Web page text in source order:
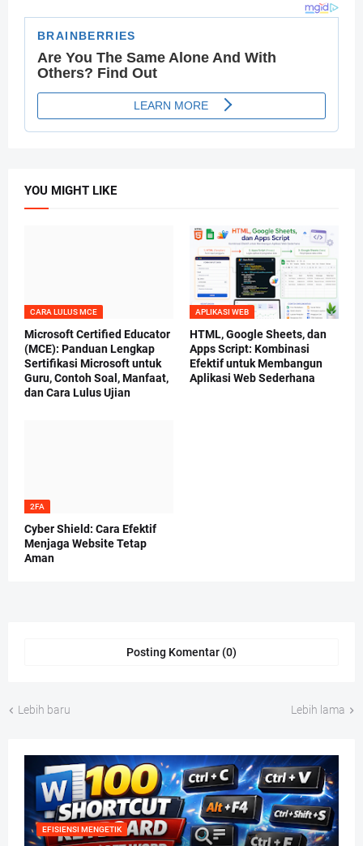
YOU MIGHT LIKE
CARA LULUS MCE
Microsoft Certified Educator
(MCE): Panduan Lengkap
Sertifikasi Microsoft untuk
Guru, Contoh Soal, Manfaat,
dan Cara Lulus Ujian
APLIKASI WEB
HTML, Google Sheets, dan
Apps Script: Kombinasi
Efektif untuk Membangun
Aplikasi Web Sederhana
2FA
Cyber Shield: Cara Efektif
Menjaga Website Tetap
Aman
Posting Komentar (0)
Lebih baru Lebih lama
EFISIENSI MENGETIK